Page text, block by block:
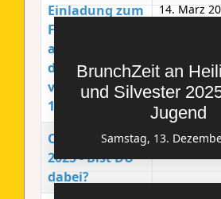
BrunchZeit an
und Silvester
Jugend
Samstag, 13.
Einladung zum
Friedensfest
am Freitag,
den 09.05.2025
von 14.30 bis
18.30 Uhr
14. März
Osterferien
2025 - Bist DU
dabei?
14. März